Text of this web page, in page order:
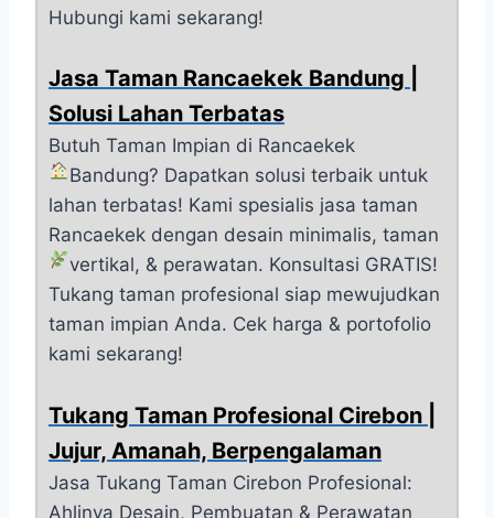
Hubungi kami sekarang!
Jasa Taman Rancaekek Bandung |
Solusi Lahan Terbatas
Butuh Taman Impian di Rancaekek
Bandung? Dapatkan solusi terbaik untuk
lahan terbatas! Kami spesialis jasa taman
Rancaekek dengan desain minimalis, taman
vertikal, & perawatan. Konsultasi GRATIS!
Tukang taman profesional siap mewujudkan
taman impian Anda. Cek harga & portofolio
kami sekarang!
Tukang Taman Profesional Cirebon |
Jujur, Amanah, Berpengalaman
Jasa Tukang Taman Cirebon Profesional:
Ahlinya Desain, Pembuatan & Perawatan